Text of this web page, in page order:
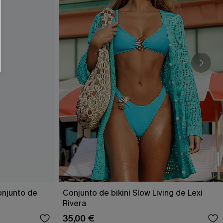
de
Conjunto de bikini Slow Living de Lexi
Rivera
35,00 €
formulario, usted acepta nuestros
, y además acepta recibir correos
de Cupshe en cualquier momento del
compra. Podemos utilizar la
y ofertas adaptados a su perfil.